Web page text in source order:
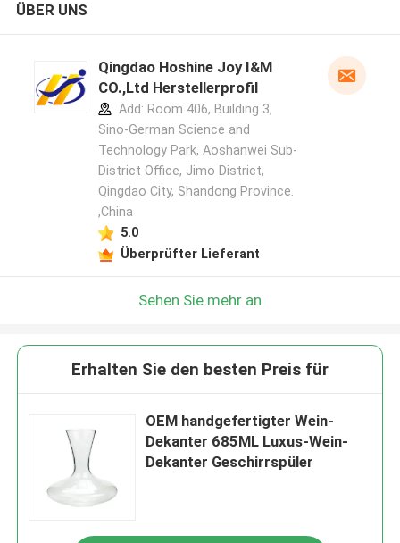
ÜBER UNS
Qingdao Hoshine Joy I&M
CO.,Ltd Herstellerprofil
Add: Room 406, Building 3,
Sino-German Science and
Technology Park, Aoshanwei Sub-
District Office, Jimo District,
Qingdao City, Shandong Province.
,China
5.0
Überprüfter Lieferant
Sehen Sie mehr an
Erhalten Sie den besten Preis für
OEM handgefertigter Wein-
Dekanter 685ML Luxus-Wein-
Dekanter Geschirrspüler